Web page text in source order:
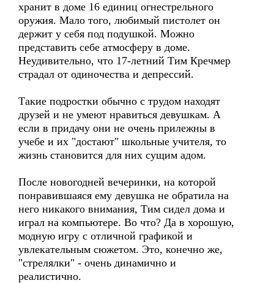
хранит в доме 16 единиц огнестрельного
оружия. Мало того, любимый пистолет он
держит у себя под подушкой. Можно
представить себе атмосферу в доме.
Неудивительно, что 17-летний Тим Кречмер
страдал от одиночества и депрессий.
Такие подростки обычно с трудом находят
друзей и не умеют нравиться девушкам. А
если в придачу они не очень прилежны в
учебе и их "достают" школьные учителя, то
жизнь становится для них сущим адом.
После новогодней вечеринки, на которой
понравившаяся ему девушка не обратила на
него никакого внимания, Тим сидел дома и
играл на компьютере. Во что? Да в хорошую,
модную игру с отличной графикой и
увлекательным сюжетом. Это, конечно же,
"стрелялки" - очень динамично и
реалистично.